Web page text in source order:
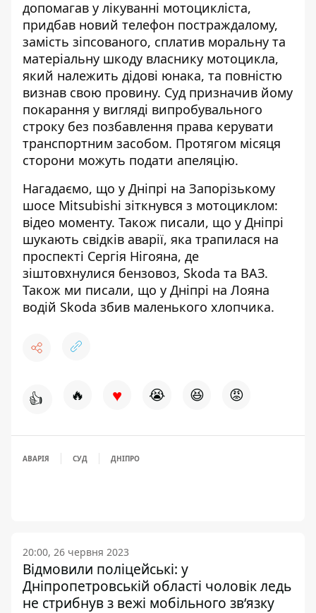
допомагав у лікуванні мотоцикліста,
придбав новий телефон постраждалому,
замість зіпсованого, сплатив моральну та
матеріальну шкоду власнику мотоцикла,
який належить дідові юнака, та повністю
визнав свою провину. Суд призначив йому
покарання у вигляді випробувального
строку без позбавлення права керувати
транспортним засобом. Протягом місяця
сторони можуть подати апеляцію.
Нагадаємо, що у Дніпрі на Запорізькому
шосе Mitsubishi зіткнувся з мотоциклом:
відео моменту. Також писали, що у Дніпрі
шукають свідків аварії, яка трапилася на
проспекті Сергія Нігояна, де
зіштовхнулися бензовоз, Skoda та ВАЗ.
Також ми писали, що у Дніпрі на Лояна
водій Skoda збив маленького хлопчика.
👍 🔥 ♥ 😭 😆 😡
АВАРІЯ СУД ДНІПРО
20:00, 26 червня 2023
Відмовили поліцейські: у
Дніпропетровській області чоловік ледь
не стрибнув з вежі мобільного зв‘язку